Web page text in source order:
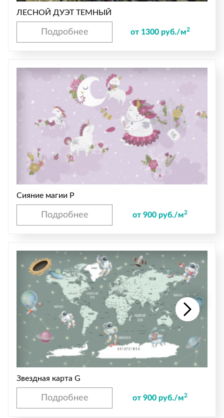
ЛЕСНОЙ ДУЭТ ТЕМНЫЙ
Подробнее от 1300 руб./м2
Сияние магии P
Подробнее от 900 руб./м2
Звездная карта G
Подробнее от 900 руб./м2